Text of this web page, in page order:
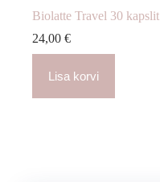
Biolatte Travel 30 kapslit
24,00 €
Lisa korvi